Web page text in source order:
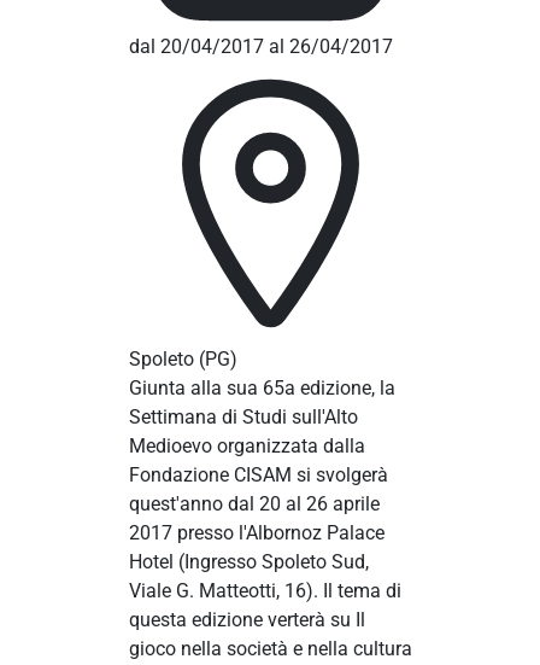
dal 20/04/2017 al 26/04/2017
Spoleto (PG)
Giunta alla sua 65a edizione, la
Settimana di Studi sull'Alto
Medioevo organizzata dalla
Fondazione CISAM si svolgerà
quest'anno dal 20 al 26 aprile
2017 presso l'Albornoz Palace
Hotel (Ingresso Spoleto Sud,
Viale G. Matteotti, 16). Il tema di
questa edizione verterà su Il
gioco nella società e nella cultura